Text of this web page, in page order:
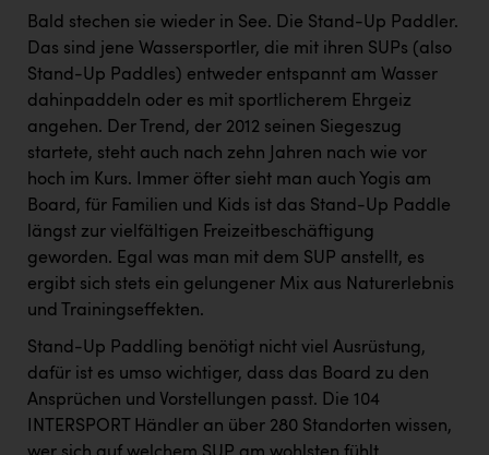
Maximarkt
Oldtimer Raststationen und Motorhotels
Österreichischer Kachelofenverband
Orlen
PEZ
PÜSPÖK
REMAX
RE/MAX Welcome
Resch&Frisch
RUBBLE MASTER
Bald stechen sie wieder in See. Die Stand-Up Paddler.
Das sind jene Wassersportler, die mit ihren SUPs (also
Stand-Up Paddles) entweder entspannt am Wasser
dahinpaddeln oder es mit sportlicherem Ehrgeiz
angehen. Der Trend, der 2012 seinen Siegeszug
startete, steht auch nach zehn Jahren nach wie vor
hoch im Kurs. Immer öfter sieht man auch Yogis am
Board, für Familien und Kids ist das Stand-Up Paddle
längst zur vielfältigen Freizeitbeschäftigung
geworden. Egal was man mit dem SUP anstellt, es
ergibt sich stets ein gelungener Mix aus Naturerlebnis
und Trainingseffekten.
Stand-Up Paddling benötigt nicht viel Ausrüstung,
dafür ist es umso wichtiger, dass das Board zu den
Ansprüchen und Vorstellungen passt. Die 104
INTERSPORT Händler an über 280 Standorten wissen,